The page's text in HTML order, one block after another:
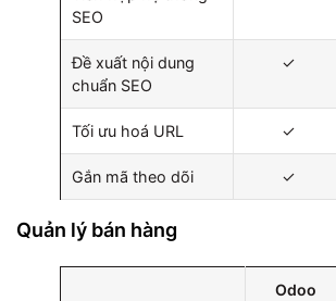
SEO
Đề xuất nội dung
chuẩn SEO
✓
Tối ưu hoá URL ✓
Gắn mã theo dõi ✓
Quản lý bán hàng
Odoo